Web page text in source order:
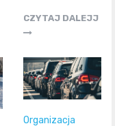
CZYTAJ DALEJJ
Organizacja